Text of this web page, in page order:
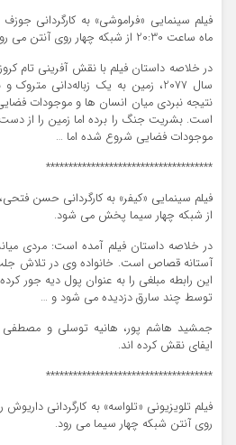
ماه ساعت 20:30 از شبکه چهار روی آنتن می رود.
در خلاصه داستان فیلم با نقش آفرینی تام
سال 2077، زمین به یک زباله‌دانی
است. بشریت جنگ را برده اما زمین را از دست
موجودات فضایی شروع شده اما …
*************************************
از شبکه چهار سیما پخش می شود.
در خلاصه داستان فیلم آمده است: مردی
آستانه قصاص است. خانواده وی در تلاش
این رابطه مبلغی را به عنوان پول دیه جور
توسط چند سارق دزدیده می شود و …
جمشید هاشم پور، هانیه توسلی و مصطفی
ایفای نقش کرده اند.
*************************************
روی آنتن شبکه چهار سیما می رود.